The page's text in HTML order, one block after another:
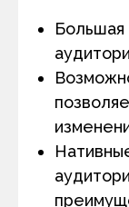
Большая